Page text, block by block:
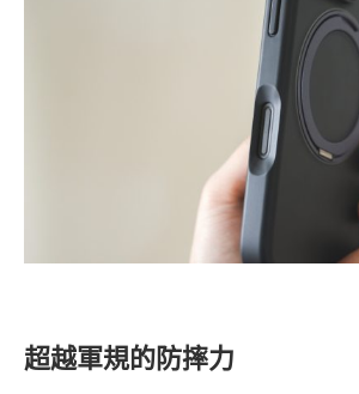
超越軍規的防摔力